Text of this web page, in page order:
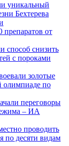
уникальный
Бехтерева
препаратов от
способ снизить
с пороками
золотые
олимпиаде по
переговоры
– ИА
проводить
по десяти видам